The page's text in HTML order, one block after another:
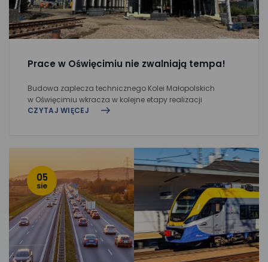
Prace w Oświęcimiu nie zwalniają tempa!
Budowa zaplecza technicznego Kolei Małopolskich
w Oświęcimiu wkracza w kolejne etapy realizacji
CZYTAJ WIĘCEJ
05
sie